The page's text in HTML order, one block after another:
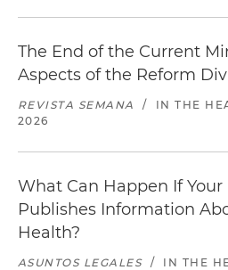
The End of the Current
Aspects of the Reform
REVISTA SEMANA / IN THE
2026
What Can Happen If
Publishes Information
Health?
ASUNTOS LEGALES / IN THE